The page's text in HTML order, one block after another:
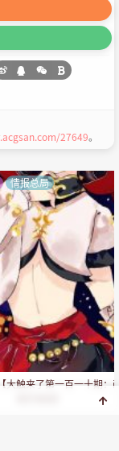
27649。
大触来了第一百一十期：
情报总局